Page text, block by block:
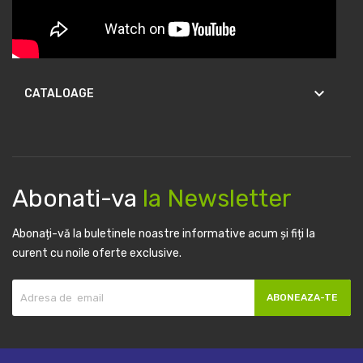
CATALOAGE keyboard_arrow_down
Abonati-va la Newsletter
Abonați-vă la buletinele noastre informative acum și fiți la
curent cu noile oferte exclusive.
ABONEAZA-TE